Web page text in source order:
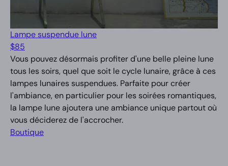
Lampe suspendue lune
$85
Vous pouvez désormais profiter d'une belle pleine lune
tous les soirs, quel que soit le cycle lunaire, grâce à ces
lampes lunaires suspendues. Parfaite pour créer
l'ambiance, en particulier pour les soirées romantiques,
la lampe lune ajoutera une ambiance unique partout où
vous déciderez de l'accrocher.
Boutique